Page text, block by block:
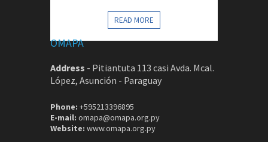
READ MORE
OMAPA
Address - Pitiantuta 113 casi Avda. Mcal.
López, Asunción - Paraguay
Phone: +595213396895
E-mail: omapa@omapa.org.py
Website: www.omapa.org.py